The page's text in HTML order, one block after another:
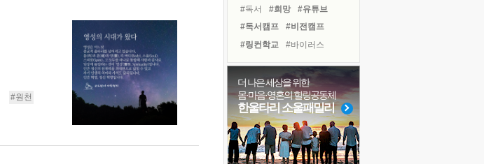
#원천
졸업식 사진을 보며
극심한 변비, 어깨결림, 수면 장애
아픈 아버지를 위한 공간 설계
슬럼프
보고 싶은 어머니
유년 시절의 부산 영도 바다
#독서 #희망
#유튜브
#독서캠프
#비전캠프
#링컨학교
#바이러스
#사람
#리더
#나눔
#도움
#힐링
#건강
#극복
#친구
#위기
#다짐
#선택
#삶
#아이들
#명상
더 나은 세상을 위한
몸·마음·영혼의 힐링공동체
한울타리 소울패밀리